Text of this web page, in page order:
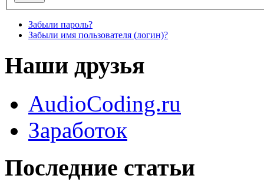
Забыли пароль?
Забыли имя пользователя (логин)?
Наши друзья
AudioCoding.ru
Заработок
Последние статьи